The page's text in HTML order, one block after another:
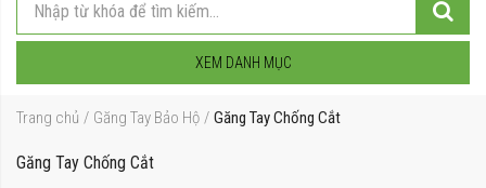
XEM DANH MỤC
Trang chủ Găng Tay Bảo Hộ Găng Tay Chống Cắt
Găng Tay Chống Cắt